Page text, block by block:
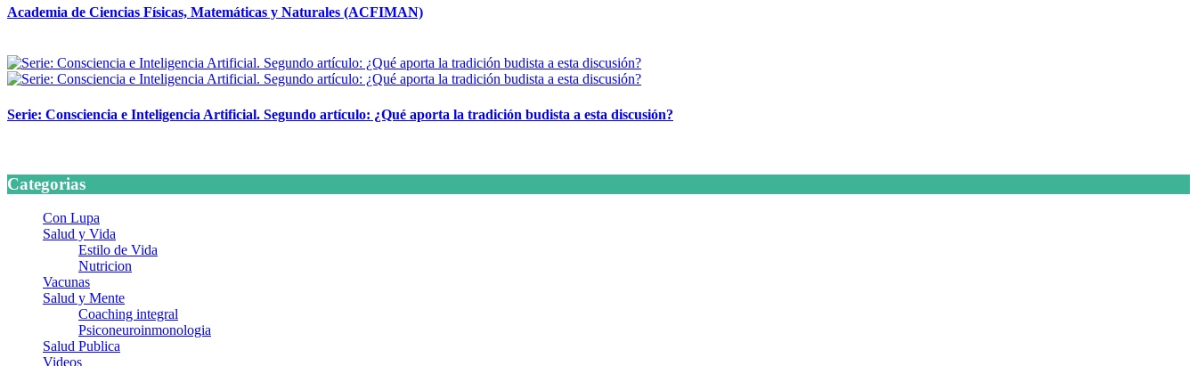
Academia de Ciencias Físicas, Matemáticas y Naturales (ACFIMAN)
Serie: Consciencia e Inteligencia Artificial. Segundo artículo: ¿Qué aporta la tradición budista a esta discusión?
Categorias
Con Lupa
Salud y Vida
Estilo de Vida
Nutricion
Vacunas
Salud y Mente
Coaching integral
Psiconeuroinmonologia
Salud Publica
Videos